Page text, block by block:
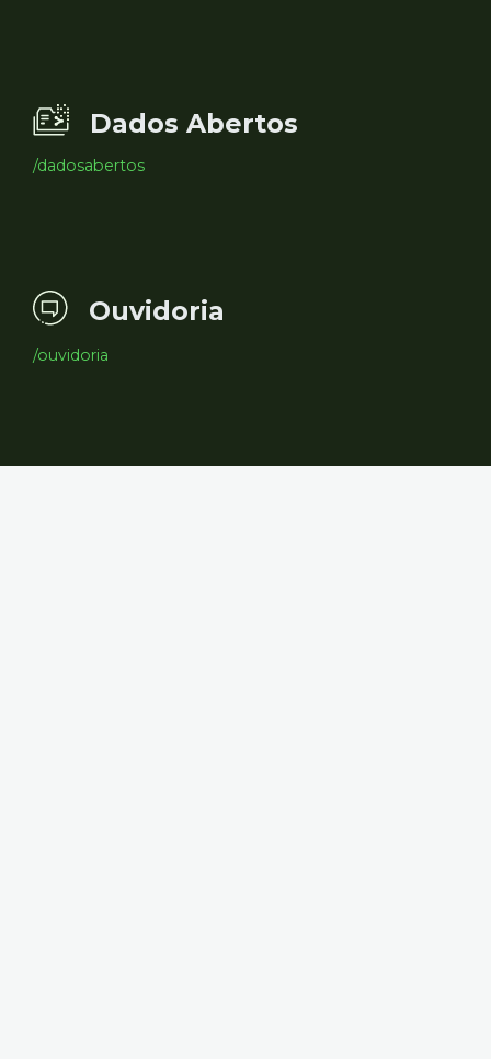
Dados Abertos
/dadosabertos
Ouvidoria
/ouvidoria